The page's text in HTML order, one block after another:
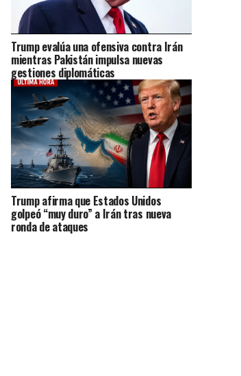
Trump evalúa una ofensiva contra Irán
mientras Pakistán impulsa nuevas
gestiones diplomáticas
Trump afirma que Estados Unidos
golpeó “muy duro” a Irán tras nueva
ronda de ataques